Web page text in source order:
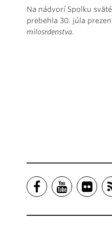
Na nádvorí Spolku
prebehla 30. júla
milosrdenstva.